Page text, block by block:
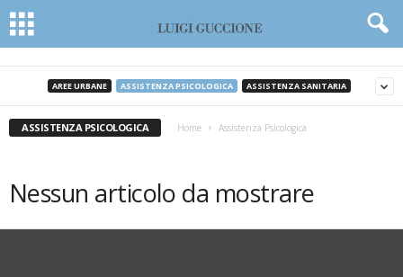
AREE URBANE ASSISTENZA PSICOLOGICA ASSISTENZA SANITARIA
ASSISTENZA PSICOLOGICA Home Assistenza Psicologica
Nessun articolo da mostrare